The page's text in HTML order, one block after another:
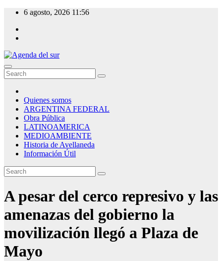
Skip
content
6 agosto, 2026 11:56
Agenda del sur
Quienes somos
ARGENTINA FEDERAL
Obra Pública
LATINOAMERICA
MEDIOAMBIENTE
Historia de Avellaneda
Información Útil
A pesar del cerco represivo y las
amenazas del gobierno la
movilización llegó a Plaza de
Mayo